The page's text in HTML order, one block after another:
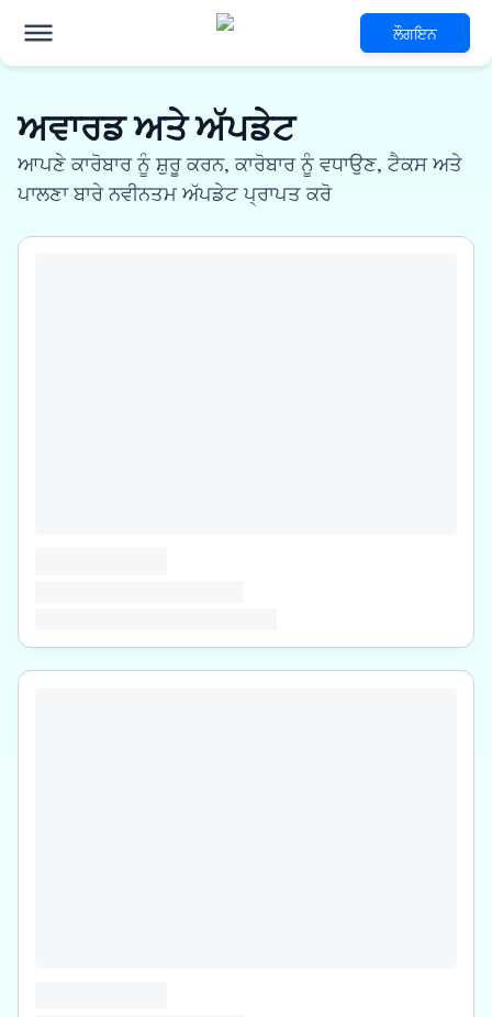
ਲੌਗਇਨ
ਅਵਾਰਡ ਅਤੇ ਅੱਪਡੇਟ
ਆਪਣੇ ਕਾਰੋਬਾਰ ਨੂੰ ਸ਼ੁਰੂ ਕਰਨ, ਕਾਰੋਬਾਰ ਨੂੰ ਵਧਾਉਣ, ਟੈਕਸ ਅਤੇ
ਪਾਲਣਾ ਬਾਰੇ ਨਵੀਨਤਮ ਅੱਪਡੇਟ ਪ੍ਰਾਪਤ ਕਰੋ